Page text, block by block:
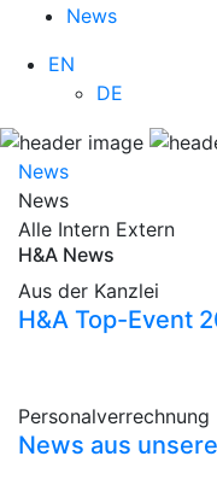
News
EN
DE
News
News
Alle Intern Extern
H&A News
Aus der Kanzlei
H&A Top-Event
Personalverrechnung
News aus